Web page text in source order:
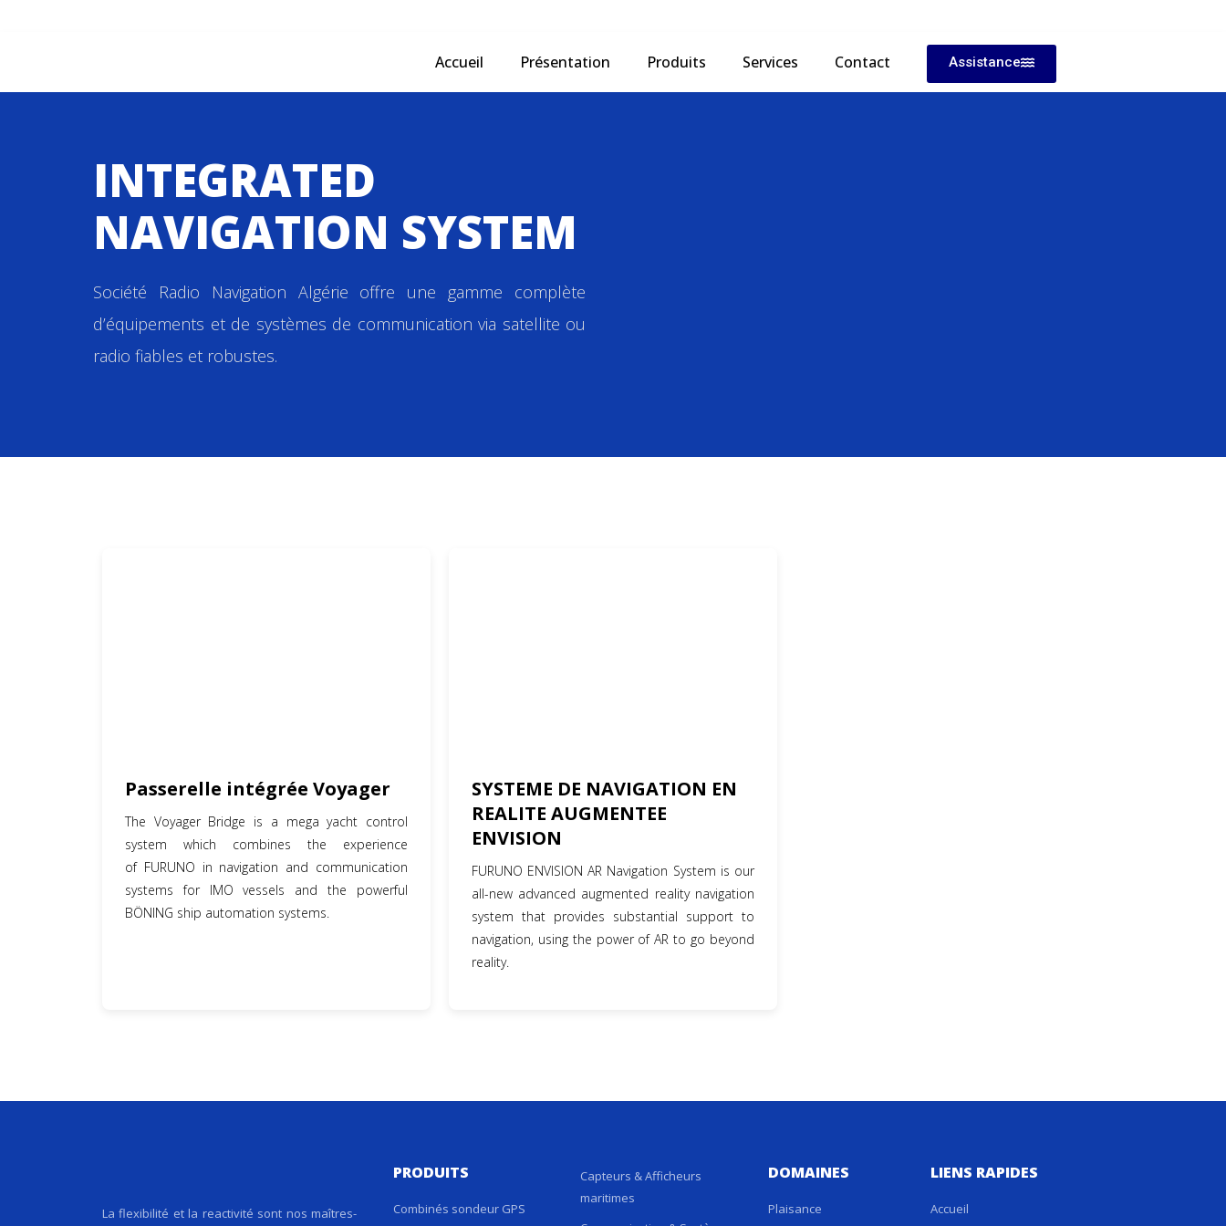
Accueil Présentation Produits Services Contact Assistance
INTEGRATED
NAVIGATION SYSTEM
Société Radio Navigation Algérie offre une gamme complète
d’équipements et de systèmes de communication via satellite ou
radio fiables et robustes.
Passerelle intégrée Voyager
The Voyager Bridge is a mega yacht control
system which combines the experience
of FURUNO in navigation and communication
systems for IMO vessels and the powerful
BÖNING ship automation systems.
SYSTEME DE NAVIGATION EN
REALITE AUGMENTEE
ENVISION
FURUNO ENVISION AR Navigation System is our
all-new advanced augmented reality navigation
system that provides substantial support to
navigation, using the power of AR to go beyond
reality.
La flexibilité et la reactivité sont nos maîtres-
PRODUITS
Combinés sondeur GPS
Capteurs & Afficheurs
maritimes
DOMAINES
Plaisance
LIENS RAPIDES
Accueil